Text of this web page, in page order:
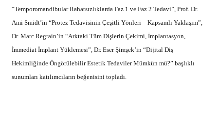
“Temporomandibular Rahatsızlıklarda Faz 1 ve Faz 2 Tedavi”, Prof. Dr.
Ami Smidt’in “Protez Tedavisinin Çeşitli Yönleri – Kapsamlı Yaklaşım”,
Dr. Marc Regrain’in “Arktaki Tüm Dişlerin Çekimi, İmplantasyon,
İmmediat İmplant Yüklemesi”, Dr. Eser Şimşek’in “Dijital Diş
Hekimliğinde Öngörülebilir Estetik Tedaviler Mümkün mü?” başlıklı
sunumları katılımcıların beğenisini topladı.